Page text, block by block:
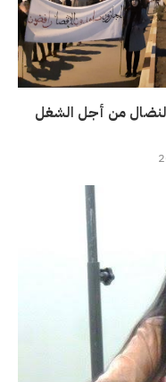
من أجل الشغل